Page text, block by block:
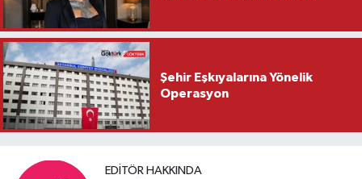
Şehir Eşkıyalarına Yönelik
Operasyon
EDITÖR HAKKINDA